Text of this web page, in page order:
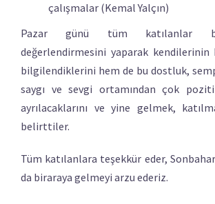
çalışmalar (Kemal Yalçın)
Pazar günü tüm katılanlar
değerlendirmesini yaparak
bilgilendiklerini hem de bu dostluk,
saygı ve sevgi ortamından çok
ayrılacaklarını ve yine gelmek,
belirttiler.
Tüm katılanlara teşekkür eder,
da biraraya gelmeyi arzu ederiz.